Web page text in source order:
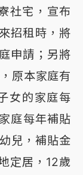
社宅，宣布
招租時，將
申請；另將
原本家庭有
女的家庭每
庭每年補貼
兒，補貼金
定居，12歲